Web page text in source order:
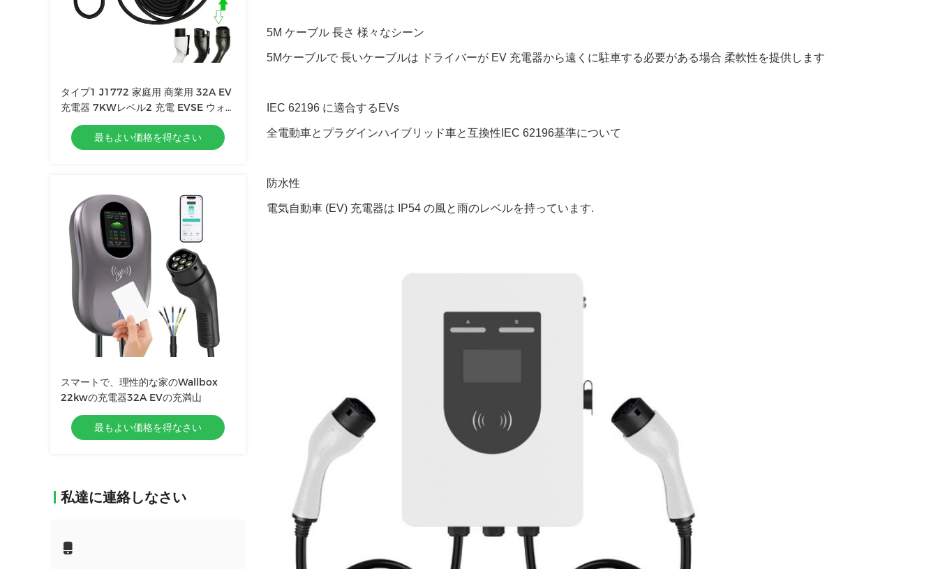
タイプ1 J1772 家庭用 商業用 32A EV
充電器 7KWレベル2 充電 EVSE ウォー
ルボックス ステーション 充電器 EV充
電器
最もよい価格を得なさい
スマートで、理性的な家のWallbox
22kwの充電器32A EVの充満山
最もよい価格を得なさい
私達に連絡しなさい
5M ケーブル 長さ 様々なシーン
5Mケーブルで 長いケーブルは ドライバーが EV 充電器から遠くに駐車する必要がある場合 柔軟性を提供します
IEC 62196 に適合する EVs
全電動車とプラグインハイブリッド車と互換性 IEC 62196基準について
防水性
電気自動車 (EV) 充電器は IP54 の風と雨のレベルを持っています.